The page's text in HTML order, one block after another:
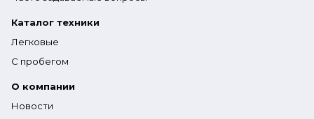
Каталог техники
Легковые
С пробегом
О компании
Новости